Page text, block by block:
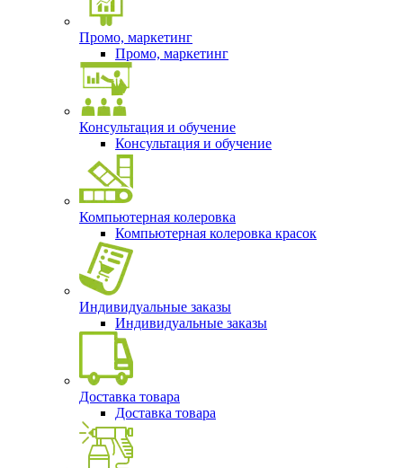
Промо, маркетинг
Промо, маркетинг
Консультация и обучение
Консультация и обучение
Компьютерная колеровка
Компьютерная колеровка красок
Индивидуальные заказы
Индивидуальные заказы
Доставка товара
Доставка товара